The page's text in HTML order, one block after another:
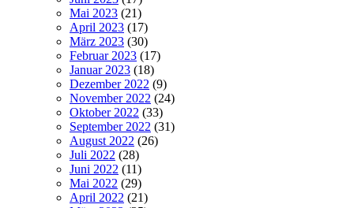
Mai 2023 (21)
April 2023 (17)
März 2023 (30)
Februar 2023 (17)
Januar 2023 (18)
Dezember 2022 (9)
November 2022 (24)
Oktober 2022 (33)
September 2022 (31)
August 2022 (26)
Juli 2022 (28)
Juni 2022 (11)
Mai 2022 (29)
April 2022 (21)